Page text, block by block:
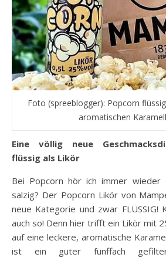
Foto (spreeblogger): Popcorn
aromatischen
Eine völlig neue
flüssig als Likör
Bei Popcorn hör ich immer wieder
salzig? Der Popcorn Likör von
neue Kategorie und zwar FLÜSSIG!
auch so! Denn hier trifft ein Likör mit
auf eine leckere, aromatische
ist ein guter fünffach